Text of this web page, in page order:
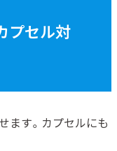
プセル対
ます。カプセルにも